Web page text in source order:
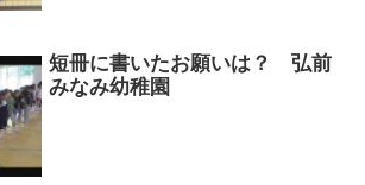
短冊に書いたお願いは？ 弘前
みなみ幼稚園